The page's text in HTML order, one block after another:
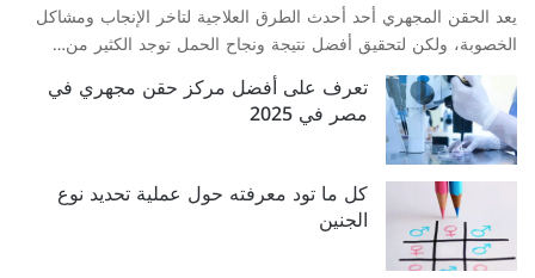
يعد الحقن المجهري أحد أحدث الطرق العلاجية لتاخر الإنجاب ومشاكل
الخصوبة، ولكن لتحقيق أفضل نتيجة ونجاح الحمل توجد الكثير من…
تعرف على أفضل مركز حقن مجهري في
مصر في 2025
كل ما تود معرفته حول عملية تحديد نوع
الجنين